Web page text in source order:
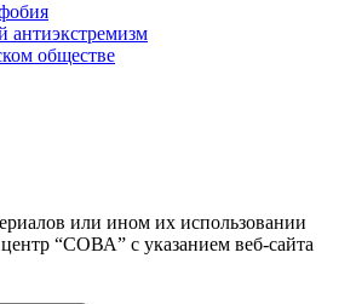
антиэкстремизм
обществе
или ином их использовании
“СОВА” с указанием веб-сайта